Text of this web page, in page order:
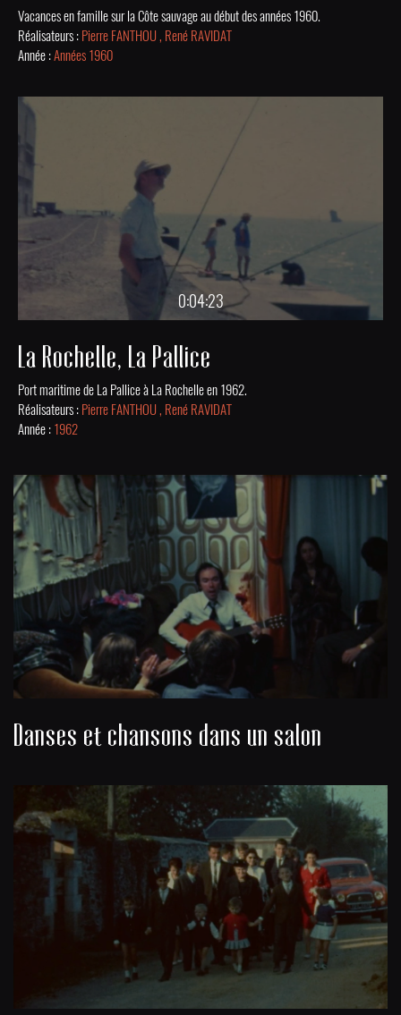
Vacances en famille sur la Côte sauvage au début des années 1960.
Réalisateurs : Pierre FANTHOU , René RAVIDAT
Année :Années 1960
0:04:23
La Rochelle, La Pallice
Port maritime de La Pallice à La Rochelle en 1962.
Réalisateurs : Pierre FANTHOU , René RAVIDAT
Année : 1962
Danses et chansons dans un salon